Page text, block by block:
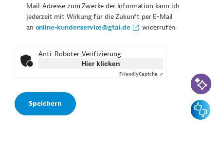
Mail-Adresse zum Zwecke der Information kann ich
jederzeit mit Wirkung für die Zukunft per E-Mail
an online-kundenservice@gtai.de widerrufen.
Anti-Roboter-Verifizierung
Hier klicken
FriendlyCaptcha ⇗ KI-